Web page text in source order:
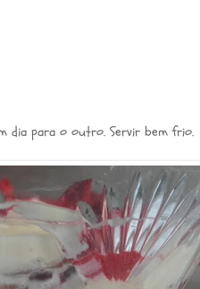
dia para o outro. Servir bem frio.